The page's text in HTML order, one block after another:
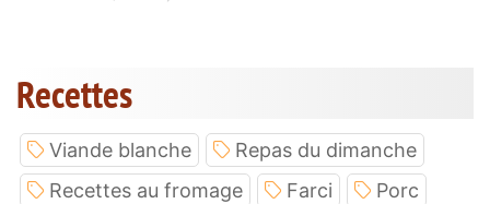
Recettes
Viande blanche
Repas du dimanche
Recettes au fromage
Farci
Porc